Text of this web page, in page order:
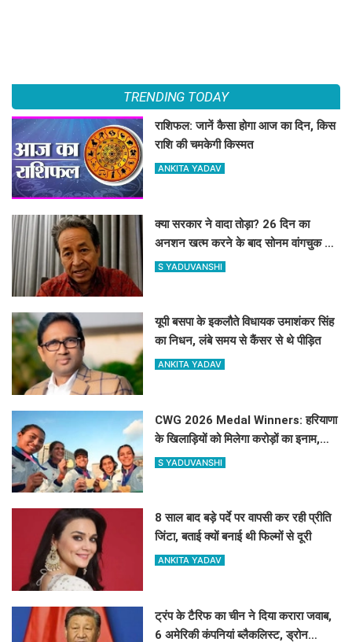
TRENDING TODAY
राशिफल: जानें कैसा होगा आज का दिन, किस
राशि की चमकेगी किस्मत
ANKITA YADAV
क्या सरकार ने वादा तोड़ा? 26 दिन का
अनशन खत्म करने के बाद सोनम वांगचुक ने
शेयर की तस्वीरें, लगाए बड़े आरोप
S YADUVANSHI
यूपी बसपा के इकलौते विधायक उमाशंकर सिंह
का निधन, लंबे समय से कैंसर से थे पीड़ित
ANKITA YADAV
CWG 2026 Medal Winners: हरियाणा
के खिलाड़ियों को मिलेगा करोड़ों का इनाम,
सरकार ने किया बड़ा एलान
S YADUVANSHI
8 साल बाद बड़े पर्दे पर वापसी कर रही प्रीति
जिंटा, बताई क्यों बनाई थी फिल्मों से दूरी
ANKITA YADAV
ट्रंप के टैरिफ का चीन ने दिया करारा जवाब,
6 अमेरिकी कंपनियां ब्लैकलिस्ट, ड्रोन